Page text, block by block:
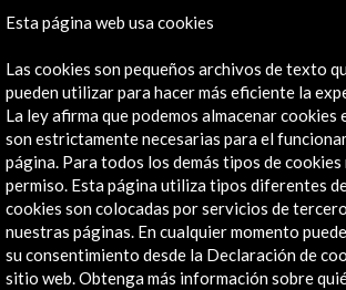
Madrid, España
Recibe las últimas
Suscríbete a nuestro boletín digital
Esta página web usa cookies
Las cookies son pequeños archivos de texto
pueden utilizar para hacer más eficiente la
La ley afirma que podemos almacenar cookies
son estrictamente necesarias para el
página. Para todos los demás tipos de cookies
permiso. Esta página utiliza tipos diferentes
cookies son colocadas por servicios de
nuestras páginas. En cualquier momento
su consentimiento desde la Declaración de
sitio web. Obtenga más información sobre